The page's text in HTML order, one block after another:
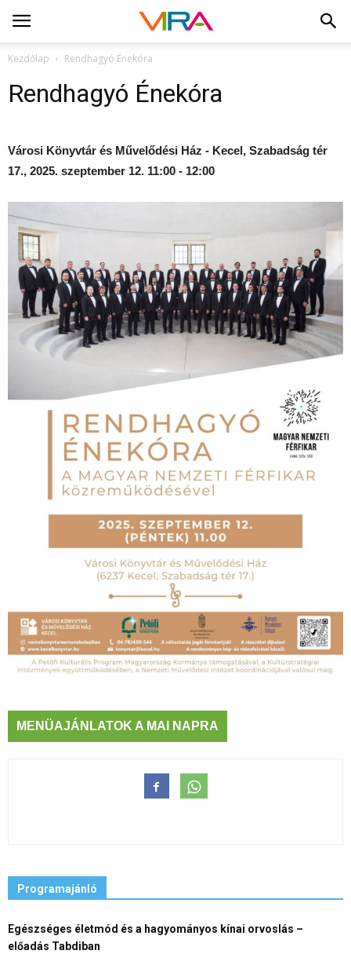
Kezdőlap Rendhagyó Énekóra
Rendhagyó Énekóra
Városi Könyvtár és Művelődési Ház - Kecel, Szabadság tér
17., 2025. szeptember 12. 11:00 - 12:00
MENÜAJÁNLATOK A MAI NAPRA
Programajánló
Egészséges életmód és a hagyományos kínai orvoslás –
előadás Tabdiban